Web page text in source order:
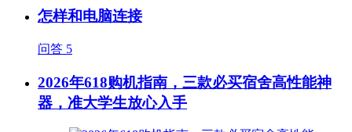
怎样和电脑连接
问答 5
2026年618购机指南，三款必买宿舍高性能神
器，准大学生放心入手